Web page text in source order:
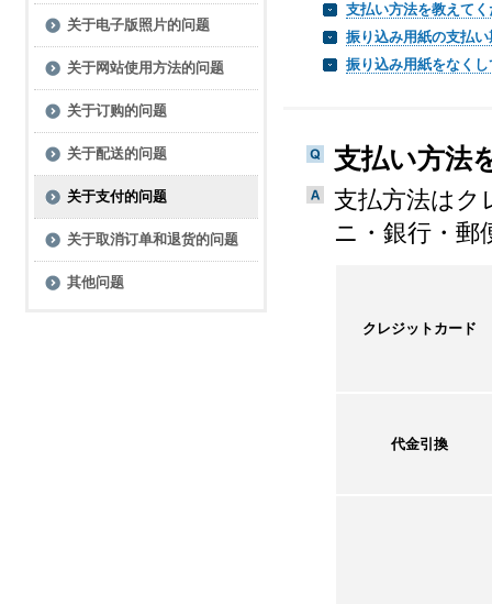
关于电子版照片的问题
关于网站使用方法的问题
关于订购的问题
关于配送的问题
关于支付的问题
关于取消订单和退货的问题
其他问题
支払い方法を教えて
振り込み用紙の支払
振り込み用紙をなく
支払い方法
支払方法はク
ニ・銀行・郵
クレジットカード
代金引換